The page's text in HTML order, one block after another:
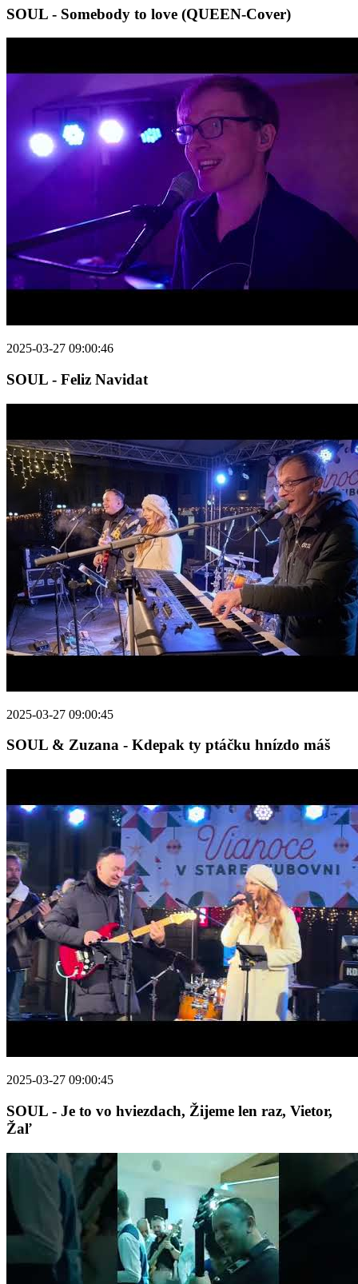
SOUL - Somebody to love (QUEEN-Cover)
2025-03-27 09:00:46
SOUL - Feliz Navidat
2025-03-27 09:00:45
SOUL & Zuzana - Kdepak ty ptáčku hnízdo máš
2025-03-27 09:00:45
SOUL - Je to vo hviezdach, Žijeme len raz, Vietor,
Žaľ